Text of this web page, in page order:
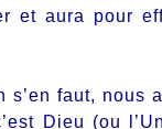
aura pour
s’en faut,
Dieu (ou